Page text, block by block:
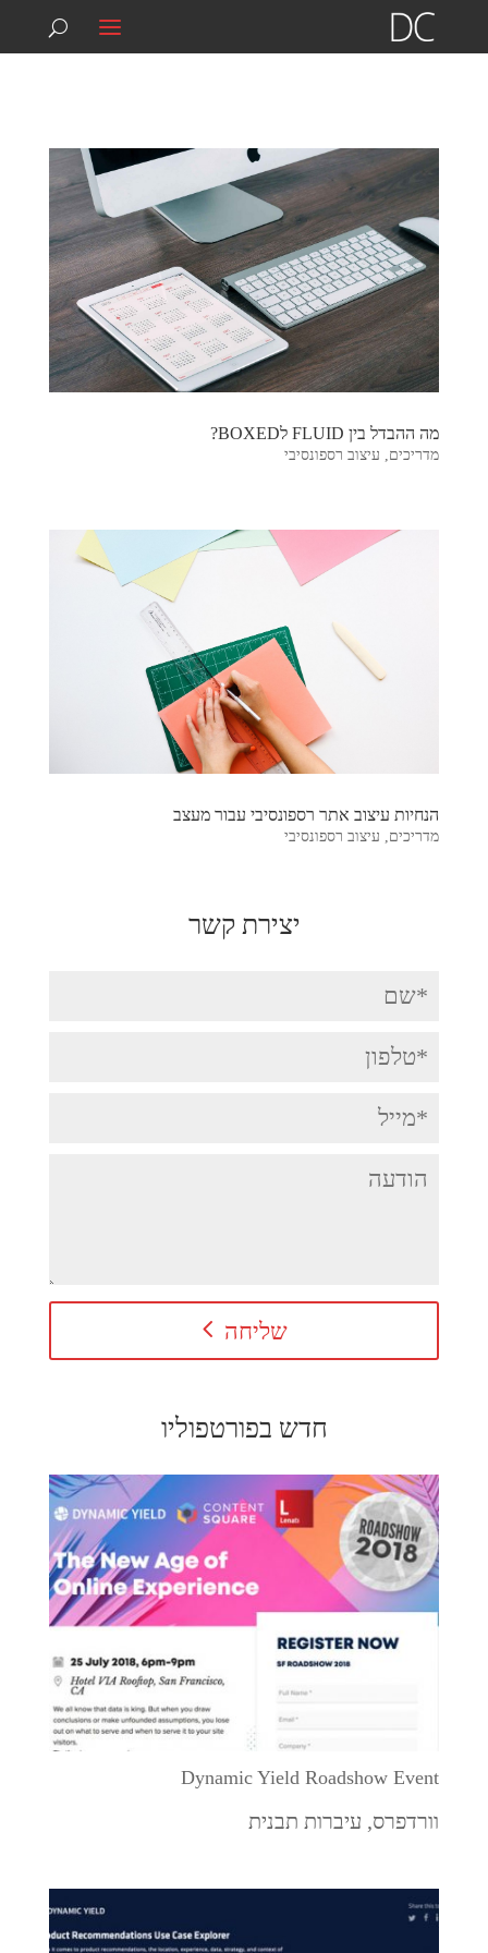
074-7039292
מה ההבדל בין FLUID לBOXED?
מדריכים עיצוב רספונסיבי
הנחיות עיצוב אתר רספונסיבי עבור מעצב
מדריכים עיצוב רספונסיבי
יצירת קשר
שליחה
חדש בפורטפוליו
Dynamic Yield Roadshow Event
וורדפרס, עיברות תבנית